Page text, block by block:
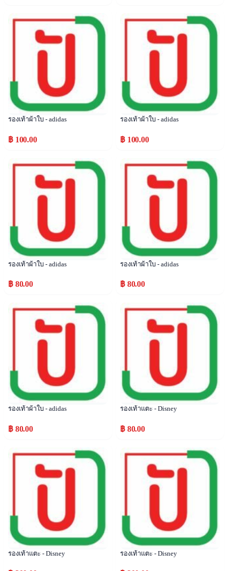
Popular
รองเท้าผ้าใบ - adidas
฿ 100.00
Popular
รองเท้าผ้าใบ - adidas
฿ 100.00
Popular
รองเท้าผ้าใบ - adidas
฿ 80.00
Popular
รองเท้าผ้าใบ - adidas
฿ 80.00
Popular
รองเท้าผ้าใบ - adidas
฿ 80.00
Popular
รองเท้าแตะ - Disney
฿ 80.00
Popular
รองเท้าแตะ - Disney
Popular
รองเท้าแตะ - Disney